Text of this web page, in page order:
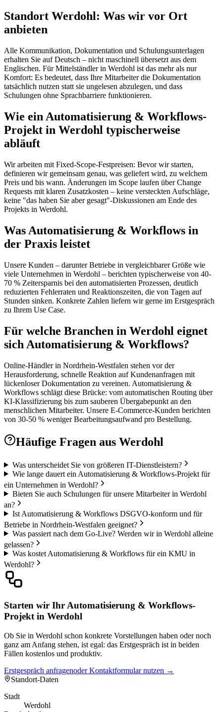
Standort Werdohl: Was wir vor Ort
anbieten
Alle Kommunikation, Dokumentation und Schulungsunterlagen
erhalten Sie auf Deutsch – nicht maschinell übersetzt aus dem
Englischen. Für Mittelständler in Werdohl ist das mehr als nur
Komfort: Es bedeutet, dass Ihre Mitarbeiter die Dokumentation
tatsächlich nutzen statt sie ungelesen abzulegen, und dass
Schulungen ohne Sprachbarriere funktionieren.
Wie ein Automatisierung & Workflows-
Projekt in Werdohl typischerweise
abläuft
Wir arbeiten mit Fixed-Scope-Festpreisen: Bevor wir starten,
definieren wir gemeinsam genau, was geliefert wird, zu welchem
Preis und bis wann. Änderungen im Scope laufen über Change
Requests mit klaren Zusatzkosten – keine versteckten Aufschläge,
keine "das haben Sie aber gesagt"-Diskussionen am Ende des
Projekts in Werdohl.
Was Automatisierung & Workflows in
der Praxis leistet
Unsere Kunden – darunter Betriebe in vergleichbarer Größe wie
viele Unternehmen in Werdohl – berichten typischerweise von 40-
70 % Zeitersparnis bei den automatisierten Prozessen, deutlich
reduzierten Fehlerraten und Reaktionszeiten, die von Tagen auf
Stunden sinken. Konkrete Zahlen liefern wir gerne im Erstgespräch
zu Ihrem Use Case.
Für welche Branchen in Werdohl eignet
sich Automatisierung & Workflows?
Online-Händler in Nordrhein-Westfalen stehen vor der
Herausforderung, schnelle Reaktion auf Kundenanfragen mit
lückenloser Dokumentation zu vereinen. Automatisierung &
Workflows schlägt diese Brücke: vom automatischen Routing über
KI-Klassifizierung bis zum sauberen Übergabepunkt an den
menschlichen Mitarbeiter. Unsere E-Commerce-Kunden berichten
von 30-50 % weniger Bearbeitungsaufwand pro Bestellung.
Häufige Fragen aus Werdohl
Was unterscheidet Sie von größeren IT-Dienstleistern?
Wie lange dauert ein Automatisierung & Workflows-Projekt für
ein Unternehmen in Werdohl?
Bieten Sie auch Schulungen für unsere Mitarbeiter in Werdohl
an?
Ist Automatisierung & Workflows DSGVO-konform und für
Betriebe in Nordrhein-Westfalen geeignet?
Was passiert nach dem Go-Live? Werden wir in Werdohl alleine
gelassen?
Was kostet Automatisierung & Workflows für ein KMU in
Werdohl?
Starten wir Ihr Automatisierung & Workflows-
Projekt in Werdohl
Ob Sie in Werdohl schon konkrete Vorstellungen haben oder noch
ganz am Anfang stehen, ist egal: das Erstgespräch ist in beiden
Fällen kostenlos und produktiv.
Erstgespräch anfragenoder Kontaktformular nutzen →
Standort-Daten
Stadt
Werdohl